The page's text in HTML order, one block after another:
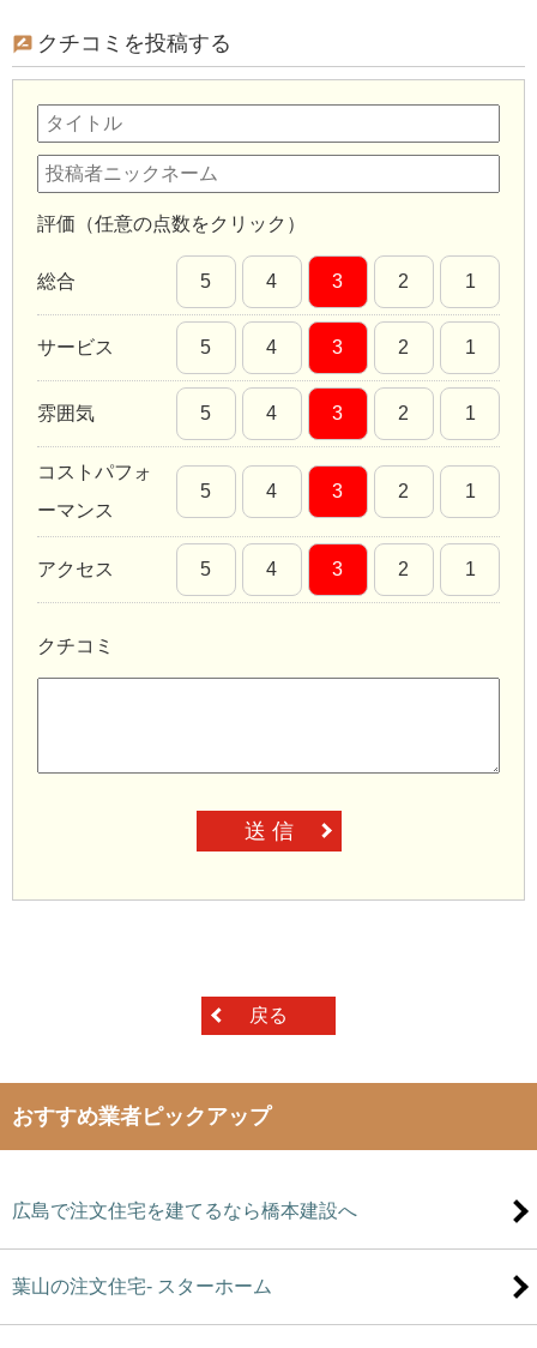
クチコミを投稿する
評価（任意の点数をクリック）
総合 5 4 3 2 1
サービス 5 4 3 2 1
雰囲気 5 4 3 2 1
コストパフォ
ーマンス
5 4 3 2 1
アクセス 5 4 3 2 1
クチコミ
送 信
戻る
おすすめ業者ピックアップ
広島で注文住宅を建てるなら橋本建設へ
葉山の注文住宅- スターホーム